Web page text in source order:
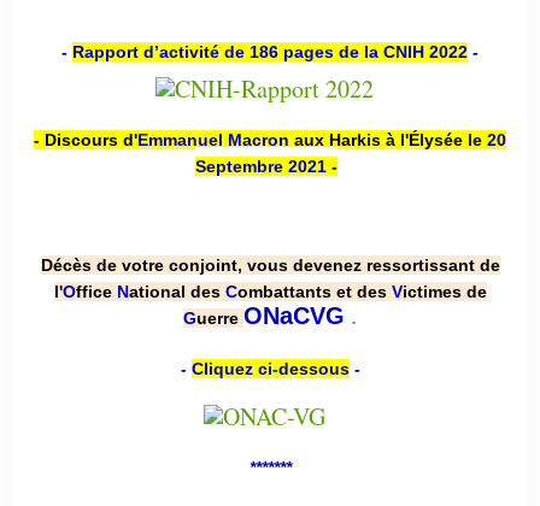
- Rapport d’activité de 186 pages de la CNIH 2022 -
- Discours d'Emmanuel Macron aux Harkis à l'Élysée le 20
Septembre 2021 -
Décès de votre conjoint, vous devenez ressortissant de
l'Office National des Combattants et des Victimes de
Guerre ONaCVG .
- Cliquez ci-dessous-
*******